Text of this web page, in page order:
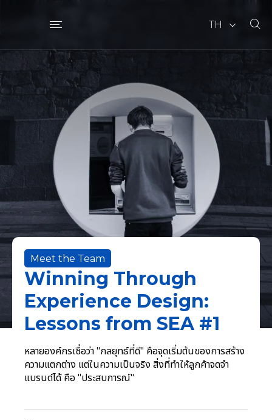
TH
Meet the Team
Winning Through
Experience Design:
Lessons from SEA #1
หลายองค์กรเชื่อว่า "กลยุทธ์ที่ดี" คือจุดเริ่มต้นของการสร้าง
ความแตกต่าง แต่ในความเป็นจริง สิ่งที่ทำให้ลูกค้าจดจำ
แบรนด์ได้ คือ "ประสบการณ์"